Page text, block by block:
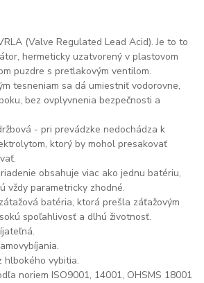
(Valve Regulated Lead Acid). Je to to
hermeticky uzatvorený v plastovom
puzdre s pretlakovým ventilom.
tesneniam sa dá umiestniť vodorovne,
bez ovplyvnenia bezpečnosti a
- pri prevádzke nedochádza k
ktorý by mohol presakovať
obsahuje viac ako jednu batériu,
vždy parametricky zhodné.
batéria, ktorá prešla záťažovým
spoľahlivosť a dlhú životnosť.
hlbokého vybitia.
noriem ISO9001, 14001, OHSMS 18001